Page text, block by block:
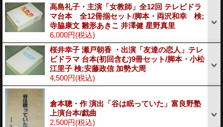
高島礼子・主演「女教師」全12回 テレビドラ
マ台本 全12冊揃セット/脚本・両沢和幸 検;
寺脇康文 雛形あきこ 井澤健 星野真里
6,000円(税込)
桜井幸子 瀬戸朝香 ・出演「友達の恋人」テレ
ビドラマ 台本(初回含む)9冊セット/脚本・小松
江里子 検;安藤政信 加勢大周
4,500円(税込)
倉本聰・作 演出「谷は眠っていた」富良野塾
上演台本/戯曲
2,500円(税込)